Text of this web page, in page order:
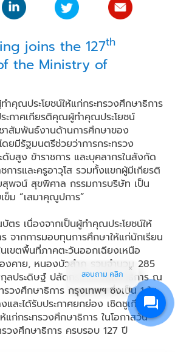
joins the 127th
the Ministry of
ำคุณประโยชน์ให้แก่กระทรวงศึกษาธิการ
ะกาศเกียรติคุณผู้ทำคุณประโยชน์
าสัมพันธ์งานด้านการศึกษาของ
ยมีรัฐมนตรีช่วยว่าการกระทรวง
บสูง ข้าราชการ และบุคลากรในสังกัด
การและครูอาวุโส รวมทั้งแขกผู้มีเกียรติ
สุพจน์ สุขพิศาล กรรมการบริษัท เป็น
ม “เสมาคุณูปการ”
ตร เนื่องจากเป็นผู้ทำคุณประโยชน์ให้
จากการมอบทุนการศึกษาให้แก่นักเรียน
เขตพื้นที่ภาคตะวันออกเฉียงเหนือ
งคาย, หนองบัวลำภู รวมจำนวน 285
ลประดิษฐ์ ปลัดกระทรวงศึกษาธิการ ณ
รวงศึกษาธิการ กรุงเทพฯ ซึ่งเป็น 1 ใน
และได้รับประกาศยกย่อง เชิดชูเกียรติ
แก่กระทรวงศึกษาธิการ ในโอกาสวัน
วงศึกษาธิการ ครบรอบ 127 ปี
สอบถาม คลิก